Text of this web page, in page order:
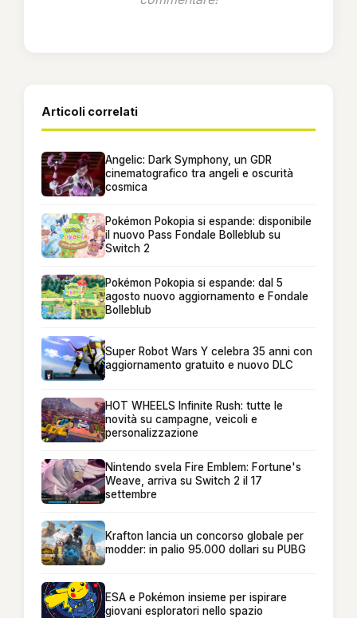
Articoli correlati
Angelic: Dark Symphony, un GDR
cinematografico tra angeli e oscurità
cosmica
Pokémon Pokopia si espande: disponibile
il nuovo Pass Fondale Bolleblub su
Switch 2
Pokémon Pokopia si espande: dal 5
agosto nuovo aggiornamento e Fondale
Bolleblub
Super Robot Wars Y celebra 35 anni con
aggiornamento gratuito e nuovo DLC
HOT WHEELS Infinite Rush: tutte le
novità su campagne, veicoli e
personalizzazione
Nintendo svela Fire Emblem: Fortune's
Weave, arriva su Switch 2 il 17
settembre
Krafton lancia un concorso globale per
modder: in palio 95.000 dollari su PUBG
ESA e Pokémon insieme per ispirare
giovani esploratori nello spazio